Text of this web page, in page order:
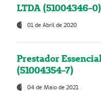
LTDA (51004346-0)
01 de Abril de 2020
Prestador
(51004354-7)
04 de Maio de 2021